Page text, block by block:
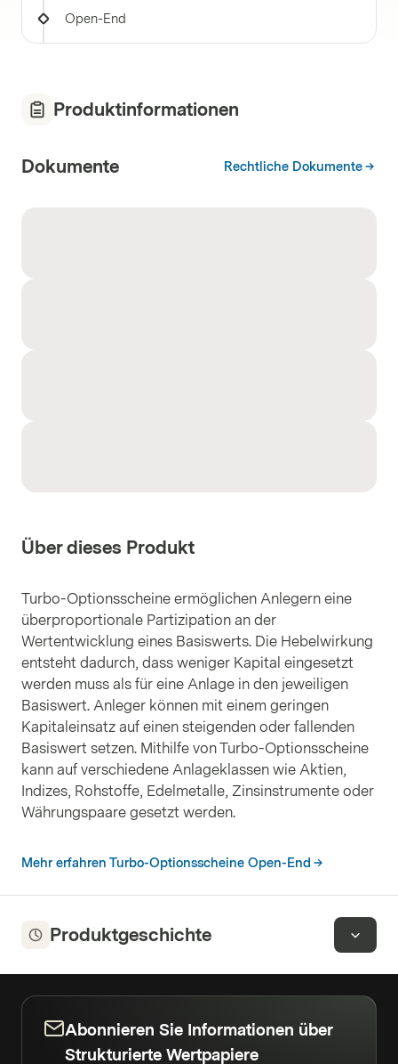
Open-End
Produktinformationen
Dokumente Rechtliche Dokumente
Über dieses Produkt
Turbo-Optionsscheine ermöglichen Anlegern eine
überproportionale Partizipation an der
Wertentwicklung eines Basiswerts. Die Hebelwirkung
entsteht dadurch, dass weniger Kapital eingesetzt
werden muss als für eine Anlage in den jeweiligen
Basiswert. Anleger können mit einem geringen
Kapitaleinsatz auf einen steigenden oder fallenden
Basiswert setzen. Mithilfe von Turbo-Optionsscheine
kann auf verschiedene Anlageklassen wie Aktien,
Indizes, Rohstoffe, Edelmetalle, Zinsinstrumente oder
Währungspaare gesetzt werden.
Mehr erfahren Turbo-Optionsscheine Open-End
Produktgeschichte
Abonnieren Sie Informationen über
Strukturierte Wertpapiere